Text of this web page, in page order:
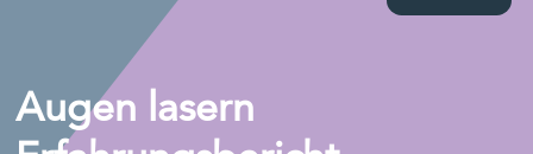
Augen lasern